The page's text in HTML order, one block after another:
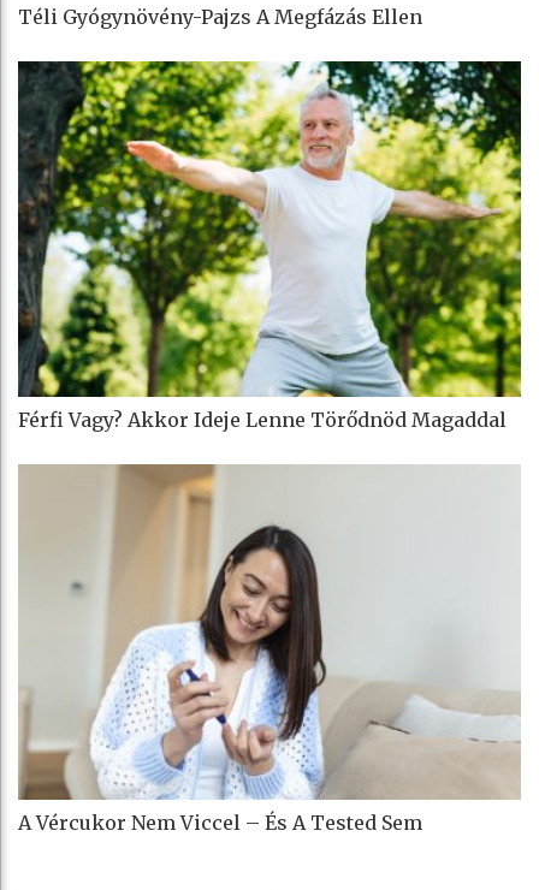
Téli Gyógynövény-Pajzs A Megfázás Ellen
Férfi Vagy? Akkor Ideje Lenne Törődnöd Magaddal
A Vércukor Nem Viccel – És A Tested Sem